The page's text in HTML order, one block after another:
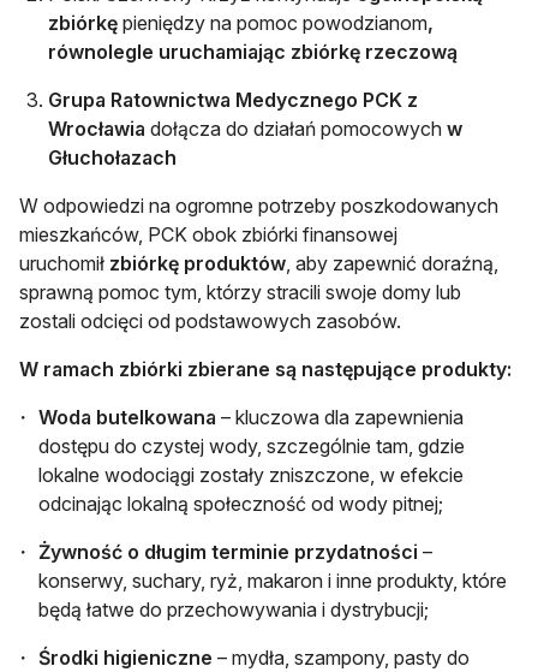
zbiórkę pieniędzy na pomoc powodzianom,
równolegle uruchamiając zbiórkę rzeczową
Grupa Ratownictwa Medycznego PCK z
Wrocławia dołącza do działań pomocowych w
Głuchołazach
W odpowiedzi na ogromne potrzeby poszkodowanych
mieszkańców, PCK obok zbiórki finansowej
uruchomił zbiórkę produktów , aby zapewnić doraźną,
sprawną pomoc tym, którzy stracili swoje domy lub
zostali odcięci od podstawowych zasobów.
W ramach zbiórki zbierane są następujące produkty:
Woda butelkowana – kluczowa dla zapewnienia
dostępu do czystej wody, szczególnie tam, gdzie
lokalne wodociągi zostały zniszczone, w efekcie
odcinając lokalną społeczność od wody pitnej;
Żywność o długim terminie przydatności –
konserwy, suchary, ryż, makaron i inne produkty, które
będą łatwe do przechowywania i dystrybucji;
Środki higieniczne – mydła, szampony, pasty do